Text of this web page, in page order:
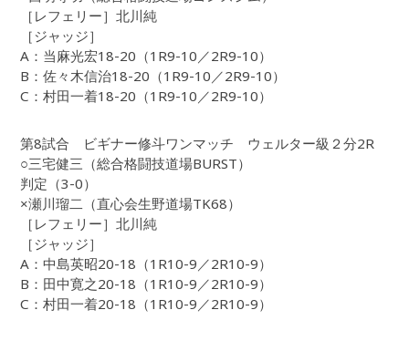
［レフェリー］北川純
［ジャッジ］
A：当麻光宏18-20（1R9-10／2R9-10）
B：佐々木信治18-20（1R9-10／2R9-10）
C：村田一着18-20（1R9-10／2R9-10）
第8試合 ビギナー修斗ワンマッチ ウェルター級２分2R
○三宅健三（総合格闘技道場BURST）
判定（3-0）
×瀬川瑠二（直心会生野道場TK68）
［レフェリー］北川純
［ジャッジ］
A：中島英昭20-18（1R10-9／2R10-9）
B：田中寛之20-18（1R10-9／2R10-9）
C：村田一着20-18（1R10-9／2R10-9）